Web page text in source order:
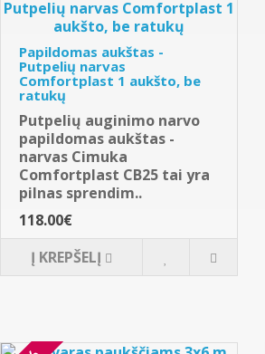
Papildomas aukštas -
Putpelių narvas
Comfortplast 1 aukšto, be
ratukų
Putpelių auginimo narvo
papildomas aukštas -
narvas Cimuka
Comfortplast CB25 tai yra
pilnas sprendim..
118.00€
Į KREPŠELĮ